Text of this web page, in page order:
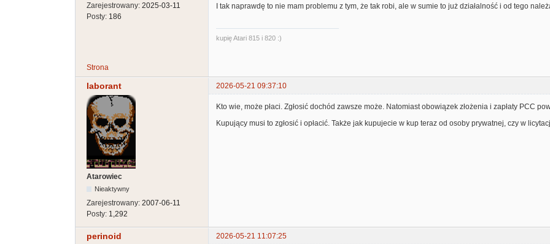
Zarejestrowany: 2025-03-11
Posty: 186
I tak naprawdę to nie mam problemu z tym, że tak robi, ale w sumie to już działalność i od tego
kupię Atari 815 i 820 :)
Strona
laborant 2026-05-21 09:37:10
Atarowiec
Nieaktywny
Zarejestrowany: 2007-06-11
Posty: 1,292
Kto wie, może płaci. Zgłosić dochód zawsze może. Natomiast obowiązek złożenia i zapłaty PCC
Kupujący musi to zgłosić i opłacić. Także jak kupujecie w kup teraz od osoby prywatnej, czy w
perinoid 2026-05-21 11:07:25